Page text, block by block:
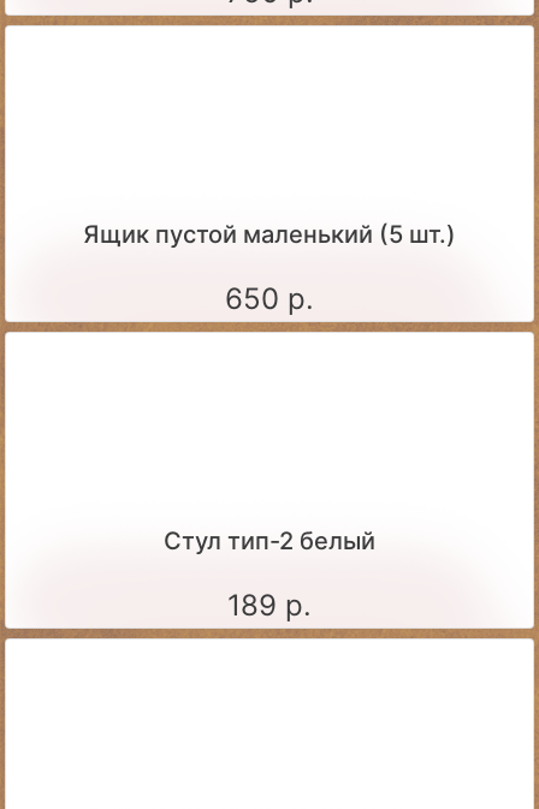
Ящик пустой маленький (5 шт.)
650 р.
Стул тип-2 белый
189 р.